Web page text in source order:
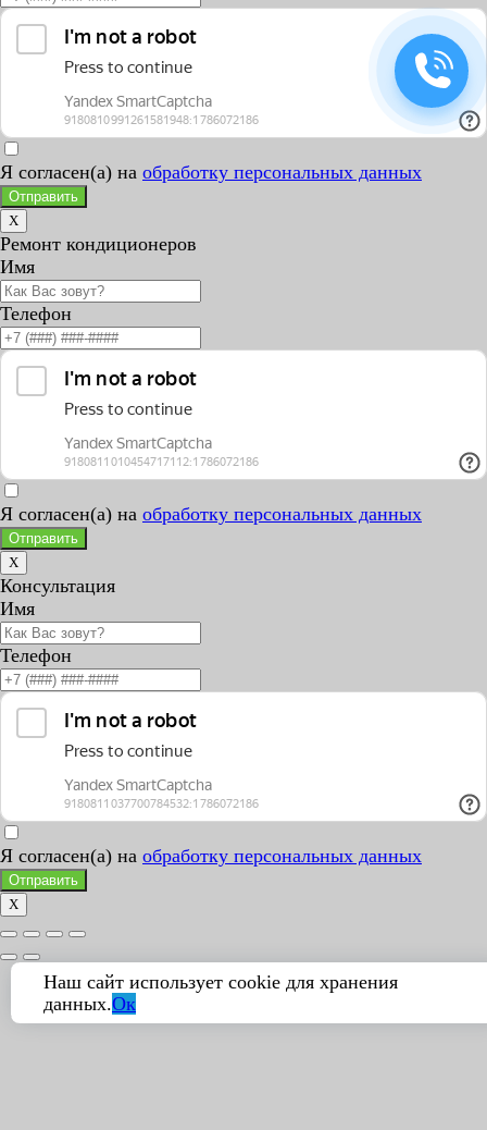
Я согласен(а) на обработку персональных данных
Отправить
X
Ремонт кондиционеров
Имя
Телефон
Я согласен(а) на обработку персональных данных
Отправить
X
Консультация
Имя
Телефон
Я согласен(а) на обработку персональных данных
Отправить
X
Наш сайт использует cookie для хранения
данных.Ок